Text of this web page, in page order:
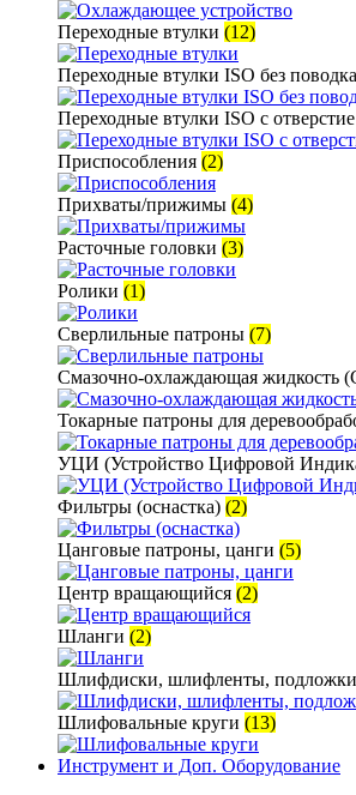
Переходные втулки (12)
Переходные втулки ISO без поводка
Переходные втулки ISO с
Приспособления (2)
Прихваты/прижимы (4)
Расточные головки (3)
Ролики (1)
Сверлильные патроны (7)
Смазочно-охлаждающая жидкость
Токарные патроны для
УЦИ (Устройство Цифровой
Фильтры (оснастка) (2)
Цанговые патроны, цанги (5)
Центр вращающийся (2)
Шланги (2)
Шлифдиски, шлифленты, подложки
Шлифовальные круги (13)
Инструмент и Доп. Оборудование